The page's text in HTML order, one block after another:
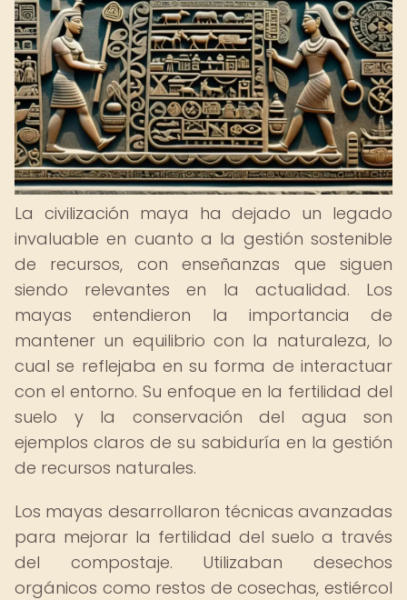
La civilización maya ha dejado un legado
invaluable en cuanto a la gestión sostenible
de recursos, con enseñanzas que siguen
siendo relevantes en la actualidad. Los
mayas entendieron la importancia de
mantener un equilibrio con la naturaleza, lo
cual se reflejaba en su forma de interactuar
con el entorno. Su enfoque en la fertilidad del
suelo y la conservación del agua son
ejemplos claros de su sabiduría en la gestión
de recursos naturales.
Los mayas desarrollaron técnicas avanzadas
para mejorar la fertilidad del suelo a través
del compostaje. Utilizaban desechos
orgánicos como restos de cosechas, estiércol